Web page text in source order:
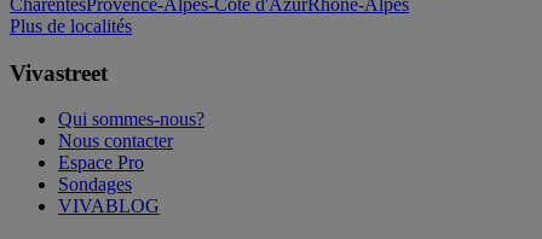
Plus de localités
Vivastreet
Qui sommes-nous?
Nous contacter
Espace Pro
Sondages
VIVABLOG